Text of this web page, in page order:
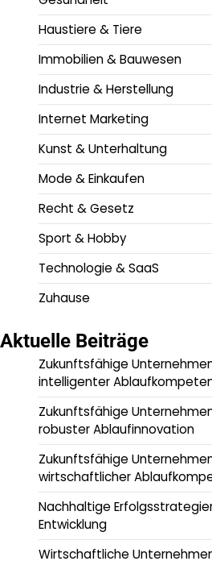
Haustiere & Tiere
Immobilien & Bauwesen
Industrie & Herstellung
Internet Marketing
Kunst & Unterhaltung
Mode & Einkaufen
Recht & Gesetz
Sport & Hobby
Technologie & SaaS
Zuhause
Aktuelle Beiträge
Zukunftsfähige
intelligenter
Zukunftsfähige
robuster Ablaufinnovation
Zukunftsfähige
wirtschaftlicher
Nachhaltige
Entwicklung
Wirtschaftliche